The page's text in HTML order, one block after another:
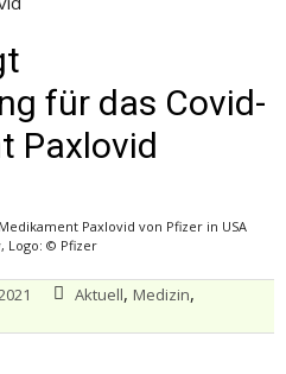
für das Covid-
Paxlovid
Paxlovid von Pfizer in USA
Logo: © Pfizer
Aktuell, Medizin,